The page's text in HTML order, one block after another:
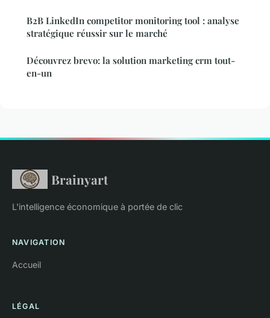
B2B LinkedIn competitor monitoring tool : analyse
stratégique réussir sur le marché
Découvrez brevo: la solution marketing crm tout-
en-un
Brainyart
L'intelligence économique à portée de clic
NAVIGATION
Accueil
LÉGAL